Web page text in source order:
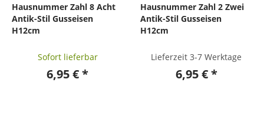
Hausnummer Zahl 8 Acht
Antik-Stil Gusseisen
H12cm
Sofort lieferbar
6,95 € *
Hausnummer Zahl 2 Zwei
Antik-Stil Gusseisen
H12cm
Lieferzeit 3-7 Werktage
6,95 € *